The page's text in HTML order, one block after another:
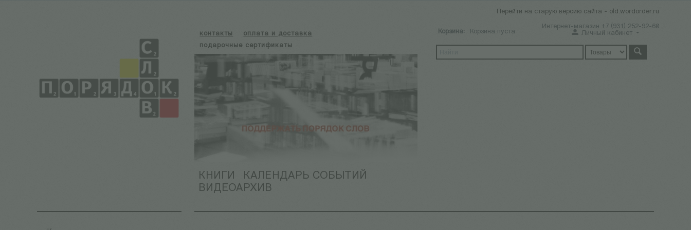
Перейти на старую версию сайта - old.wordorder.ru
Интернет-магазин +7 (931) 252-92-60
контакты
оплата и доставка
подарочные сертификаты
КНИГИ
КАЛЕНДАРЬ СОБЫТИЙ
ВИДЕОАРХИВ
Корзина: Корзина пуста Личный кабинет